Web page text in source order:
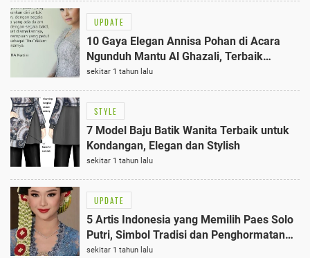
UPDATE
10 Gaya Elegan Annisa Pohan di Acara
Ngunduh Mantu Al Ghazali, Terbaik
dengan Kebaya Hijau Zamrud
sekitar 1 tahun lalu
STYLE
7 Model Baju Batik Wanita Terbaik untuk
Kondangan, Elegan dan Stylish
sekitar 1 tahun lalu
UPDATE
5 Artis Indonesia yang Memilih Paes Solo
Putri, Simbol Tradisi dan Penghormatan
Terbaik
sekitar 1 tahun lalu